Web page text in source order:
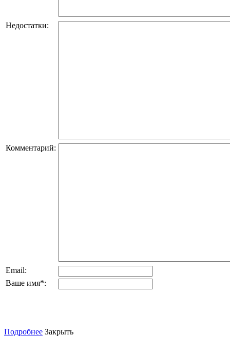
Недостатки:
Комментарий:
Email:
Ваше имя*:
Подробнее Закрыть